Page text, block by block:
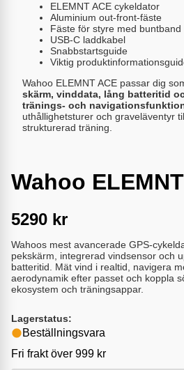
ELEMNT ACE cykeldator
Aluminium out-front-fäste
Fäste för styre med buntband
USB-C laddkabel
Snabbstartsguide
Viktig
Wahoo ELEMNT ACE passar dig
skärm, vinddata, lång batteritid
tränings- och
uthållighetsturer och graveläventyr
strukturerad träning.
Wahoo
5290 kr
Wahoos mest avancerade GPS-
pekskärm, integrerad vindsensor och
batteritid. Mät vind i realtid, navigera
aerodynamik efter passet och koppla
ekosystem och träningsappar.
Lagerstatus:
Beställningsvara
Fri frakt över 999 kr